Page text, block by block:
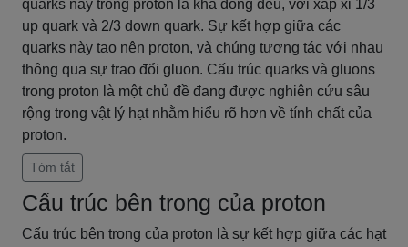
quarks này trong proton là khá đồng đều, với xấp xỉ 1/3
up quark và 2/3 down quark. Sự kết hợp giữa các
quarks này tạo nên proton, và chúng tương tác với nhau
thông qua sự trao đổi gluon. Cấu trúc quarks và gluons
trong proton là một chủ đề đang được nghiên cứu sâu
rộng trong vật lý hạt nhằm hiểu rõ hơn về tính chất của
proton.
Tóm tắt
Cấu trúc bên trong của proton
Cấu trúc bên trong của proton là sự kết hợp giữa các hạt